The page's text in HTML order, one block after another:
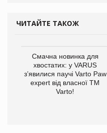
ЧИТАЙТЕ ТАКОЖ
Смачна новинка для
хвостатих: у VARUS
з’явилися паучі Varto Paw
expert від власної ТМ
Varto!